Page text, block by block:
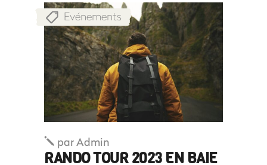
Evénements
parAdmin
RANDO TOUR 2023 EN BAIE